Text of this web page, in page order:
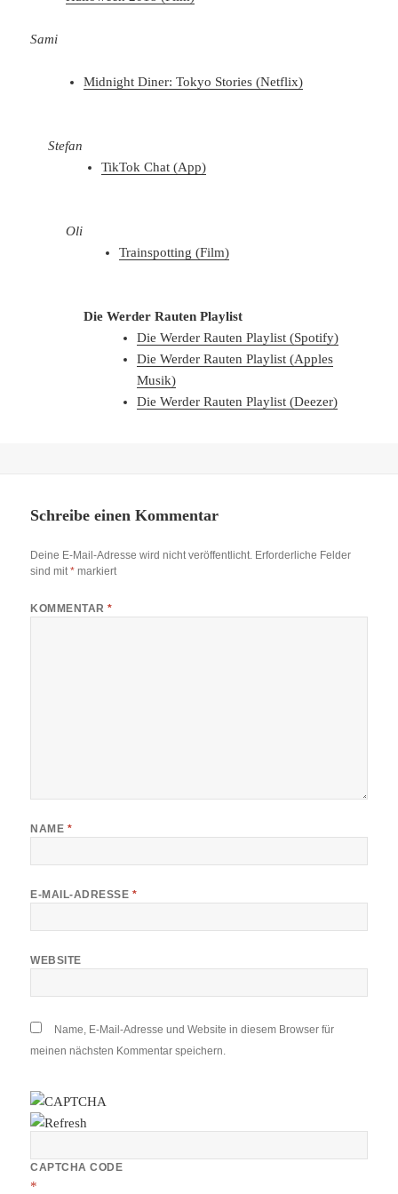
Sami
Midnight Diner: Tokyo Stories (Netflix)
Stefan
TikTok Chat (App)
Oli
Trainspotting (Film)
Die Werder Rauten Playlist
Die Werder Rauten Playlist (Spotify)
Die Werder Rauten Playlist (Apples
Musik)
Die Werder Rauten Playlist (Deezer)
Schreibe einen Kommentar
Deine E-Mail-Adresse wird nicht veröffentlicht. Erforderliche Felder
sind mit* markiert
KOMMENTAR*
NAME *
E-MAIL-ADRESSE *
WEBSITE
Name, E-Mail-Adresse und Website in diesem Browser für
meinen nächsten Kommentar speichern.
CAPTCHA CODE
*